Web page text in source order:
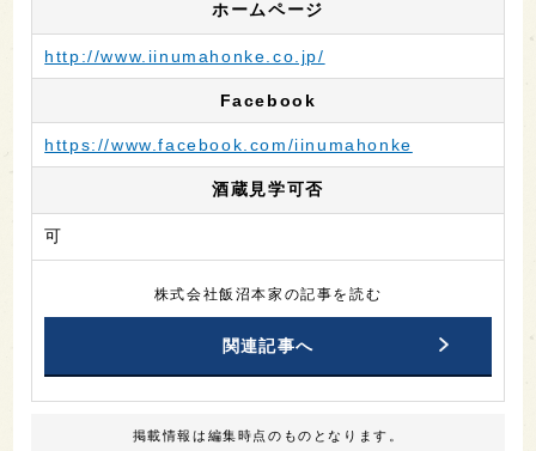
ホームページ
http://www.iinumahonke.co.jp/
Facebook
https://www.facebook.com/iinumahonke
酒蔵見学可否
可
株式会社飯沼本家の記事を読む
関連記事へ
掲載情報は編集時点のものとなります。